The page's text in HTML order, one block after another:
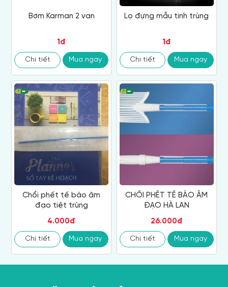
Bơm Karman 2 van
1đ
Chi tiết Mua ngay
Lọ đựng mẫu tinh trùng
1đ
Chi tiết Mua ngay
Chổi phết tế bào âm
đạo tiệt trùng
4.000đ
Chi tiết Mua ngay
CHỔI PHẾT TẾ BÀO ÂM
ĐẠO HÀ LAN
26.000đ
Chi tiết Mua ngay